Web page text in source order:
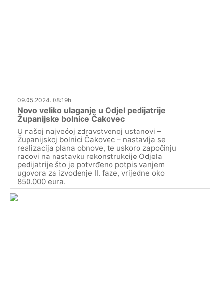
09.05.2024. 08:19h
Novo veliko ulaganje u Odjel pedijatrije
Županijske bolnice Čakovec
U našoj najvećoj zdravstvenoj ustanovi –
Županijskoj bolnici Čakovec – nastavlja se
realizacija plana obnove, te uskoro započinju
radovi na nastavku rekonstrukcije Odjela
pedijatrije što je potvrđeno potpisivanjem
ugovora za izvođenje II. faze, vrijedne oko
850.000 eura.